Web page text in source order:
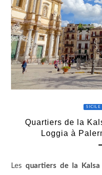
SICILE
Quartiers de la
Loggia à
Les quartiers de la